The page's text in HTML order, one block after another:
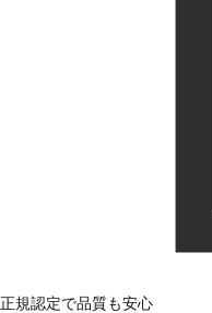
正規認定で品質も安心